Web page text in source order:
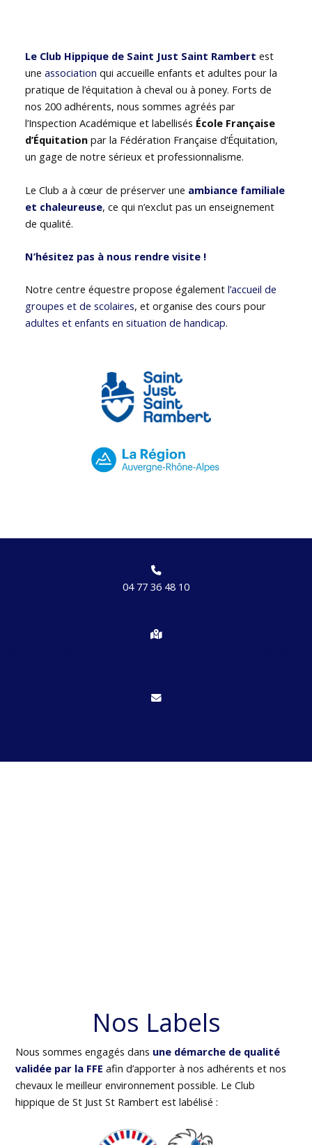
Le Club Hippique de Saint Just Saint Rambert est
uneassociation qui accueille enfants et adultes pour la
pratique de l’équitation à cheval ou à poney. Forts de
nos 200 adhérents, nous sommes agréés par
l’Inspection Académique et labellisés École Française
d’Équitation par la Fédération Française d’Équitation,
un gage de notre sérieux et professionnalisme.
Le Club a à cœur de préserver une ambiance familiale
et chaleureuse, ce qui n’exclut pas un enseignement
de qualité.
N’hésitez pas à nous rendre visite !
Notre centre équestre propose égalementl’accueil de
groupes et de scolaires, et organise des cours pour
adultes et enfants en situation de handicap.
04 77 36 48 10
Nos Labels
Nous sommes engagés dans une démarche de qualité
validée par la FFE afin d’apporter à nos adhérents et nos
chevaux le meilleur environnement possible. Le Club
hippique de St Just St Rambert est labélisé :